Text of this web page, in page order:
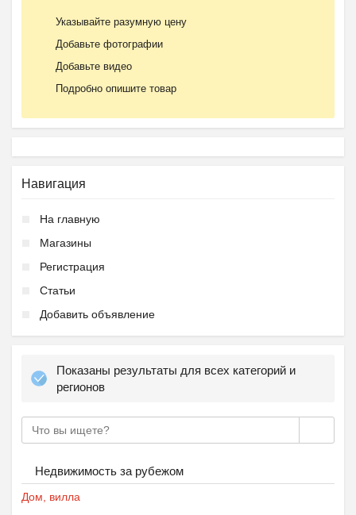
27 000Пятигорск
Частная школа ОБРАЗОВА...
₽37 000Пятигорск
Указывайте разумную цену
Добавьте фотографии
Добавьте видео
Подробно опишите товар
Навигация
На главную
Магазины
Регистрация
Статьи
Добавить объявление
Показаны результаты для всех категорий и
регионов
Недвижимость за рубежом
Дом, вилла